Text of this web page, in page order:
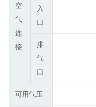
空
气
连
接
入
口
排
气
口
可用气压